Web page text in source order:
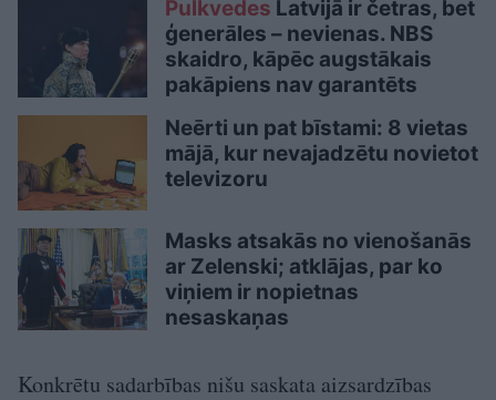
Pulkvedes Latvijā ir četras, bet
ģenerāles – nevienas. NBS
skaidro, kāpēc augstākais
pakāpiens nav garantēts
Neērti un pat bīstami: 8 vietas
mājā, kur nevajadzētu novietot
televizoru
Masks atsakās no vienošanās
ar Zelenski; atklājas, par ko
viņiem ir nopietnas
nesaskaņas
Konkrētu sadarbības nišu saskata aizsardzības